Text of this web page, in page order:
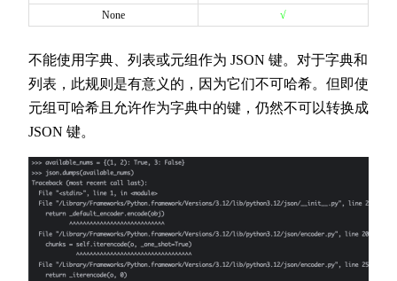
None
√
不能使用字典、列表或元组作为 JSON 键。对于字典和
列表，此规则是有意义的，因为它们不可哈希。但即使
元组可哈希且允许作为字典中的键，仍然不可以转换成
JSON 键。